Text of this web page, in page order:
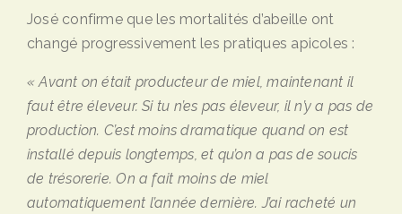
José confirme que les mortalités d’abeille ont
changé progressivement les pratiques apicoles :
« Avant on était producteur de miel, maintenant il
faut être éleveur. Si tu n’es pas éleveur, il n’y a pas de
production. C’est moins dramatique quand on est
installé depuis longtemps, et qu’on a pas de soucis
de trésorerie. On a fait moins de miel
automatiquement l’année dernière. J’ai racheté un